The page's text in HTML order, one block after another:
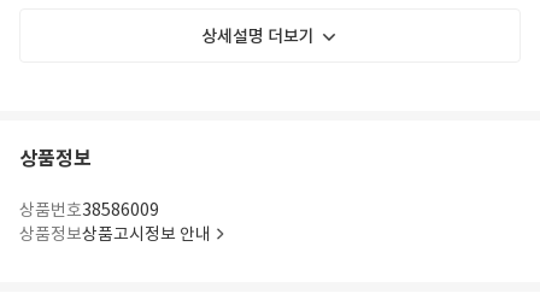
상세설명 더보기
상품정보
상품번호38586009
상품정보상품고시정보 안내